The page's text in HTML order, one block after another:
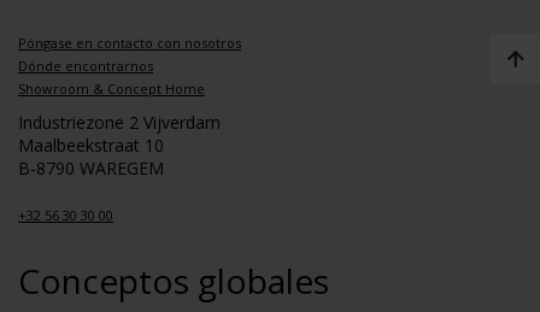
Póngase en contacto con nosotros
Dónde encontrarnos
Showroom & Concept Home
Industriezone 2 Vijverdam
Maalbeekstraat 10
B-8790 WAREGEM
+32 56 30 30 00
Conceptos globales